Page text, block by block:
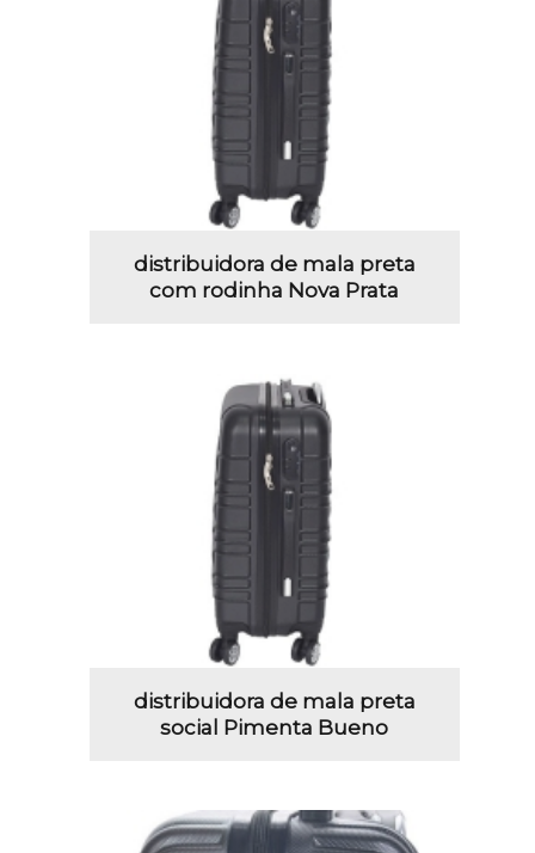
distribuidora de mala preta
com rodinha Nova Prata
distribuidora de mala preta
social Pimenta Bueno